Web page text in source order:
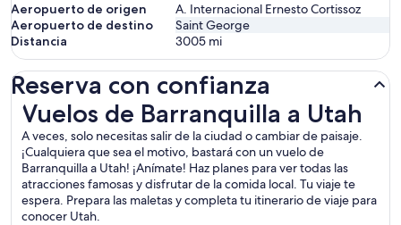
Aeropuerto de origen
A. Internacional Ernesto Cortissoz
Aeropuerto de destino
Saint George
Distancia
3005 mi
Reserva con confianza
Vuelos de Barranquilla a Utah
A veces, solo necesitas salir de la ciudad o cambiar de paisaje.
¡Cualquiera que sea el motivo, bastará con un vuelo de
Barranquilla a Utah! ¡Anímate! Haz planes para ver todas las
atracciones famosas y disfrutar de la comida local. Tu viaje te
espera. Prepara las maletas y completa tu itinerario de viaje para
conocer Utah.
Vuelos de Barranquilla a Utah